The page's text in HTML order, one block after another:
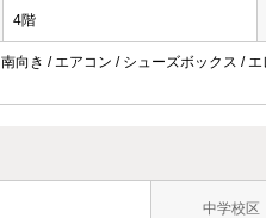
4階
向き / エアコン / シューズボックス /
中学校区